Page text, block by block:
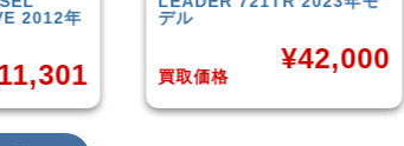
¥42,000
デル
買取価格
¥33,000